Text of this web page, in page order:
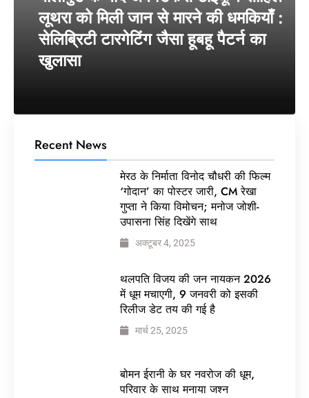
लूथरा को मिली जान से मारने की धमकियाँ :
सेलिब्रिटी टारगेटिंग जैसा हूबहू पैटर्न का
खुलासा
Recent News
मेरठ के निर्माता विनोद चौधरी की फिल्म
‘गोदान’ का पोस्टर जारी, CM रेखा
गुप्ता ने किया विमोचन; मनोज जोशी-
उपासना सिंह दिखेंगे साथ
अक्टूबर 4, 2025
थलपति विजय की जन नायकन 2026
में धूम मचाएगी, 9 जनवरी को इसकी
रिलीज डेट तय की गई है
मार्च 25, 2025
बोमन ईरानी के घर नवरोज की धूम,
परिवार के साथ मनाया जश्न